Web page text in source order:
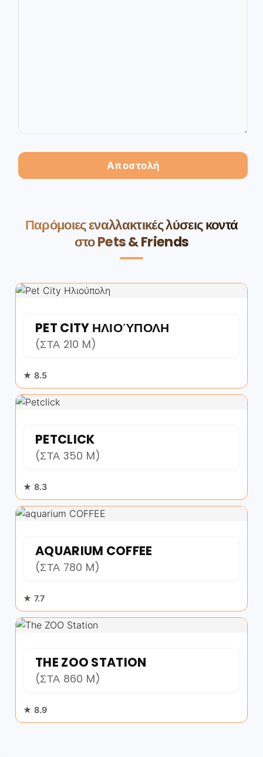
Παρόμοιες εναλλακτικές λύσεις κοντά
στο Pets & Friends
PET CITY ΗΛΙΟΎΠΟΛΗ
(ΣΤΑ 210 M)
★ 8.5
PETCLICK
(ΣΤΑ 350 M)
★ 8.3
AQUARIUM COFFEE
(ΣΤΑ 780 M)
★ 7.7
THE ZOO STATION
(ΣΤΑ 860 M)
★ 8.9